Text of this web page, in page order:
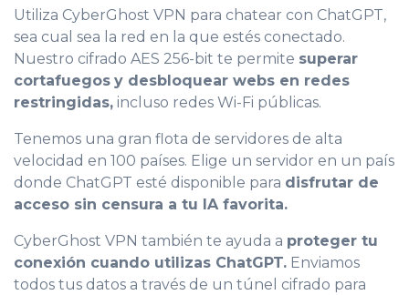
Utiliza CyberGhost VPN para chatear con ChatGPT,
sea cual sea la red en la que estés conectado.
Nuestro cifrado AES 256-bit te permite superar
cortafuegos y desbloquear webs en redes
restringidas, incluso redes Wi-Fi públicas.
Tenemos una gran flota de servidores de alta
velocidad en 100 países. Elige un servidor en un país
donde ChatGPT esté disponible para disfrutar de
acceso sin censura a tu IA favorita.
CyberGhost VPN también te ayuda a proteger tu
conexión cuando utilizas ChatGPT. Enviamos
todos tus datos a través de un túnel cifrado para